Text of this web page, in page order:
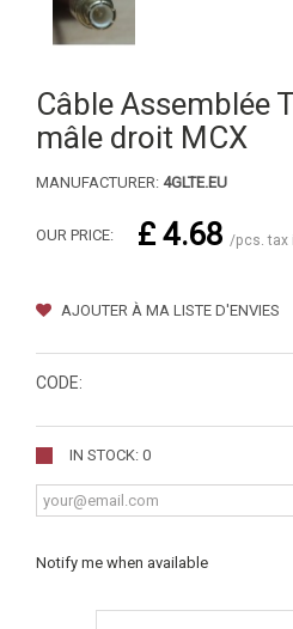
Câble Assemblée
mâle droit MCX
MANUFACTURER: 4GLTE.EU
OUR PRICE: £ 4.68 /pcs. tax
AJOUTER À MA LISTE D'ENVIES
CODE:
IN STOCK: 0
Notify me when available